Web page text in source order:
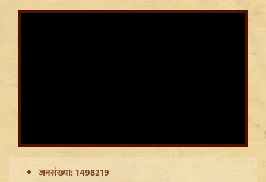
Trisha Krishnan पर टिप्पणी मामले में Udhayanidhi Stalin
Arrest, जानें चेन्नई पुलिस ने कौन सी धाराएं लगाईं
जनसंख्या: 1498219